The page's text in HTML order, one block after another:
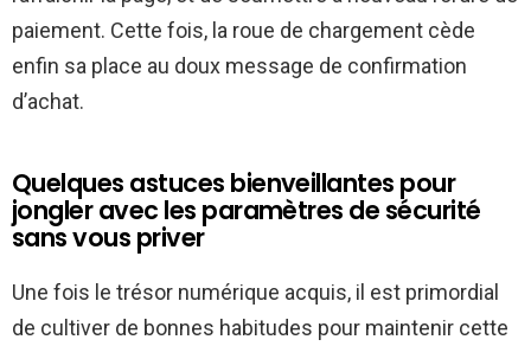
paiement. Cette fois, la roue de chargement cède
enfin sa place au doux message de confirmation
d’achat.
Quelques astuces bienveillantes pour
jongler avec les paramètres de sécurité
sans vous priver
Une fois le trésor numérique acquis, il est primordial
de cultiver de bonnes habitudes pour maintenir cette